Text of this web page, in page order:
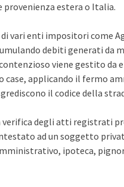
estera o Italia.
vari enti impositori come
debiti generati da
viene gestito
applicando il fermo
il codice della
verifica degli atti registrati
ad un soggetto
ipoteca,